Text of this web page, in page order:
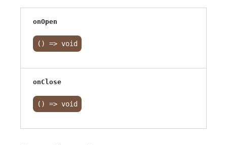
onOpen
() => void
onClose
() => void